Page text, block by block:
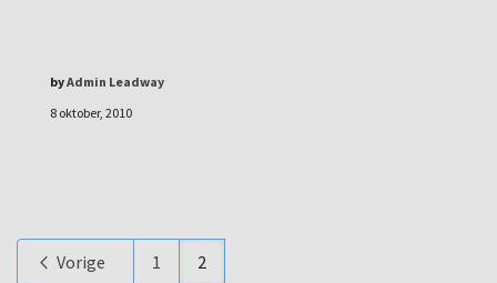
8 oktober, 2010
byAdmin Leadway
Vorige 1 2